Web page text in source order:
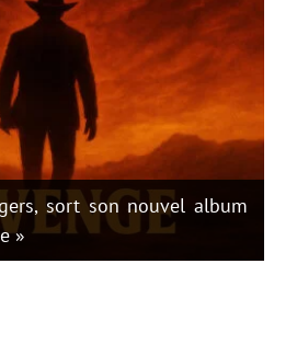
sort son nouvel album
»